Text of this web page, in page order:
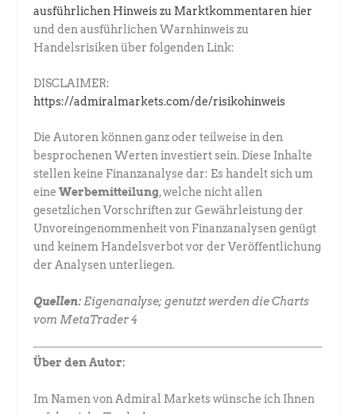
ausführlichen Hinweis zu Marktkommentaren hier
und den ausführlichen Warnhinweis zu
Handelsrisiken über folgenden Link:
DISCLAIMER:
https://admiralmarkets.com/de/risikohinweis
Die Autoren können ganz oder teilweise in den
besprochenen Werten investiert sein. Diese Inhalte
stellen keine Finanzanalyse dar: Es handelt sich um
eineWerbemitteilung, welche nicht allen
gesetzlichen Vorschriften zur Gewährleistung der
Unvoreingenommenheit von Finanzanalysen genügt
und keinem Handelsverbot vor der Veröffentlichung
der Analysen unterliegen.
Quellen: Eigenanalyse; genutzt werden die Charts
vom MetaTrader 4
Über den Autor:
Im Namen von Admiral Markets wünsche ich Ihnen